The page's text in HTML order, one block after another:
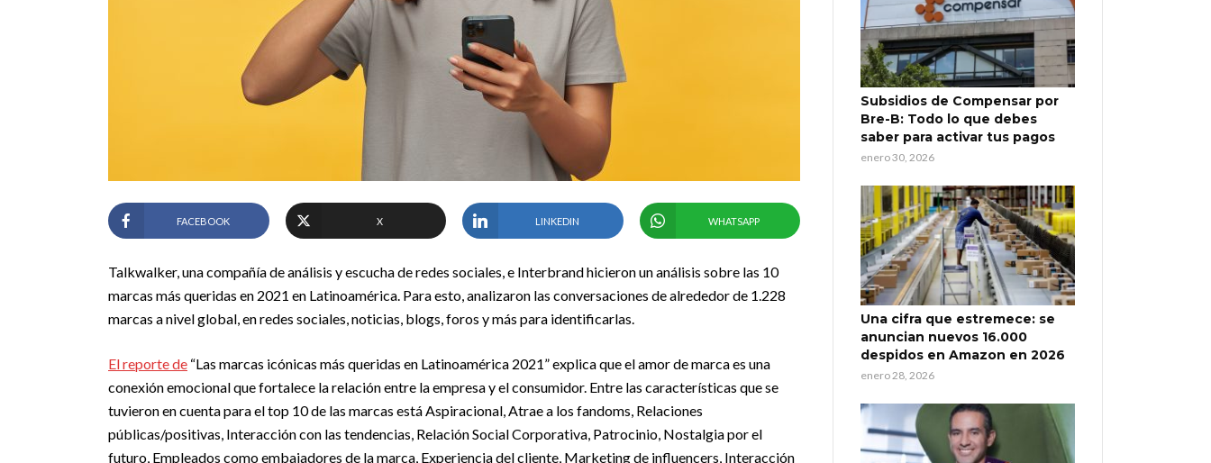
FACEBOOK X LINKEDIN WHATSAPP
Talkwalker, una compañía de análisis y escucha de redes sociales, e Interbrand hicieron un análisis sobre las 10
marcas más queridas en 2021 en Latinoamérica. Para esto, analizaron las conversaciones de alrededor de 1.228
marcas a nivel global, en redes sociales, noticias, blogs, foros y más para identificarlas.
El reporte de “Las marcas icónicas más queridas en Latinoamérica 2021” explica que el amor de marca es una
conexión emocional que fortalece la relación entre la empresa y el consumidor. Entre las características que se
tuvieron en cuenta para el top 10 de las marcas está Aspiracional, Atrae a los fandoms, Relaciones
públicas/positivas, Interacción con las tendencias, Relación Social Corporativa, Patrocinio, Nostalgia por el
futuro, Empleados como embajadores de la marca, Experiencia del cliente, Marketing de influencers, Interacción
Subsidios de Compensar por
Bre-B: Todo lo que debes
saber para activar tus pagos
enero 30, 2026
Una cifra que estremece: se
anuncian nuevos 16.000
despidos en Amazon en 2026
enero 28, 2026